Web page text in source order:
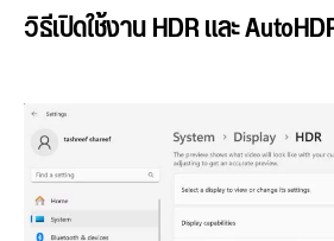
วิธีเปิดใช้งาน HDR และ